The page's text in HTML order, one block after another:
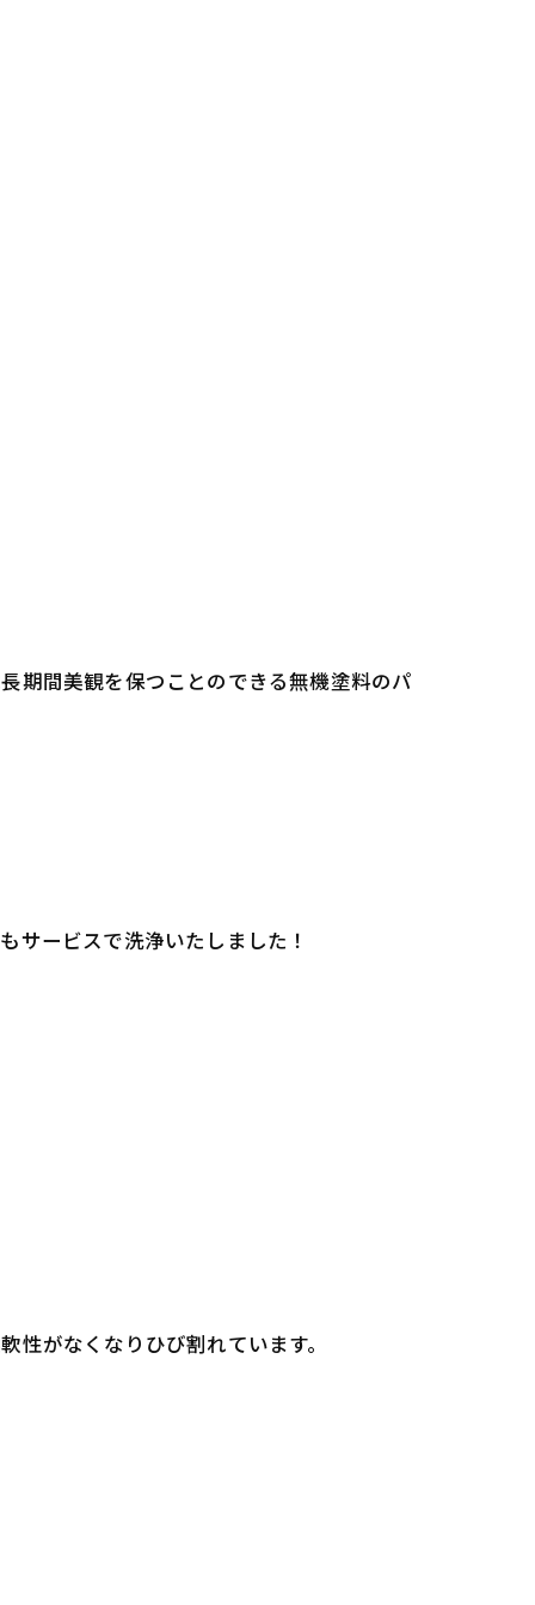
期間美観を保つことのできる無機塗料のパ
サービスで洗浄いたしました！
がなくなりひび割れています。